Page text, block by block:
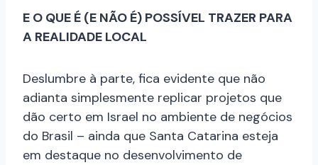
E O QUE É (E NÃO É) POSSÍVEL TRAZER PARA
A REALIDADE LOCAL
Deslumbre à parte, fica evidente que não
adianta simplesmente replicar projetos que
dão certo em Israel no ambiente de negócios
do Brasil – ainda que Santa Catarina esteja
em destaque no desenvolvimento de